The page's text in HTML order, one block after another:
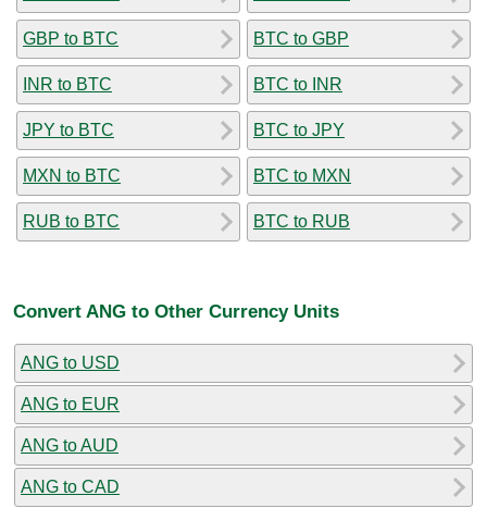
GBP to BTC
INR to BTC
JPY to BTC
MXN to BTC
RUB to BTC
BTC to GBP
BTC to INR
BTC to JPY
BTC to MXN
BTC to RUB
Convert ANG to Other Currency Units
ANG to USD
ANG to EUR
ANG to AUD
ANG to CAD